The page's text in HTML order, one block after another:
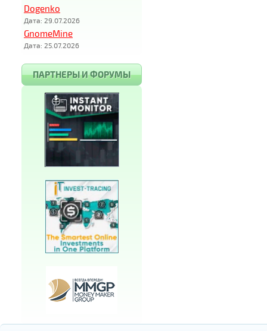
Dogenko
Дата: 29.07.2026
GnomeMine
Дата: 25.07.2026
ПАРТНЕРЫ И ФОРУМЫ